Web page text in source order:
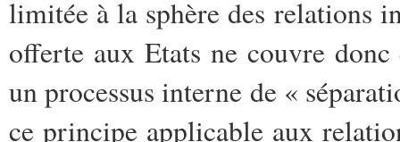
limitée à la sphère des relations
offerte aux Etats ne couvre
un processus interne de «
ce principe applicable aux